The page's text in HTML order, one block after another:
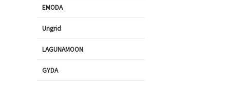
EMODA
Ungrid
LAGUNAMOON
GYDA